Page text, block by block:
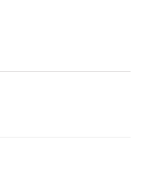
via X -
nieuwsbericht via
dit nieuwsbericht
dit